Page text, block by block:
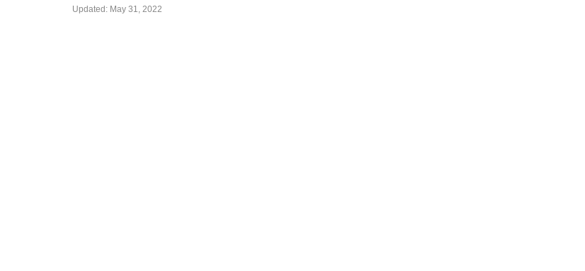
Updated: May 31, 2022